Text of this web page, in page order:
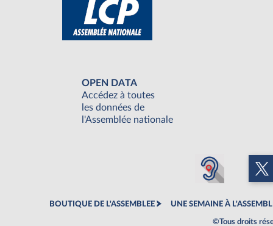
OPEN DATA
Accédez à toutes
les données de
l'Assemblée nationale
BOUTIQUE DE L'ASSEMBLEE UNE SEMAINE À
©Tous droits